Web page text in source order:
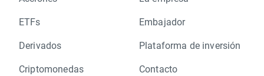
ETFs
Derivados
Criptomonedas
Embajador
Plataforma de inversión
Contacto